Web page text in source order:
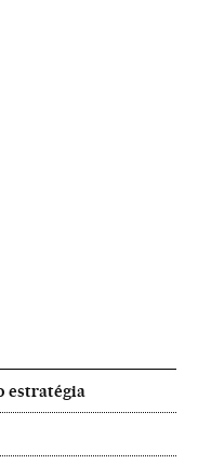
estratégia